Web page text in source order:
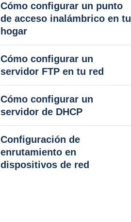
Cómo configurar un punto
de acceso inalámbrico en tu
hogar
Cómo configurar un
servidor FTP en tu red
Cómo configurar un
servidor de DHCP
Configuración de
enrutamiento en
dispositivos de red